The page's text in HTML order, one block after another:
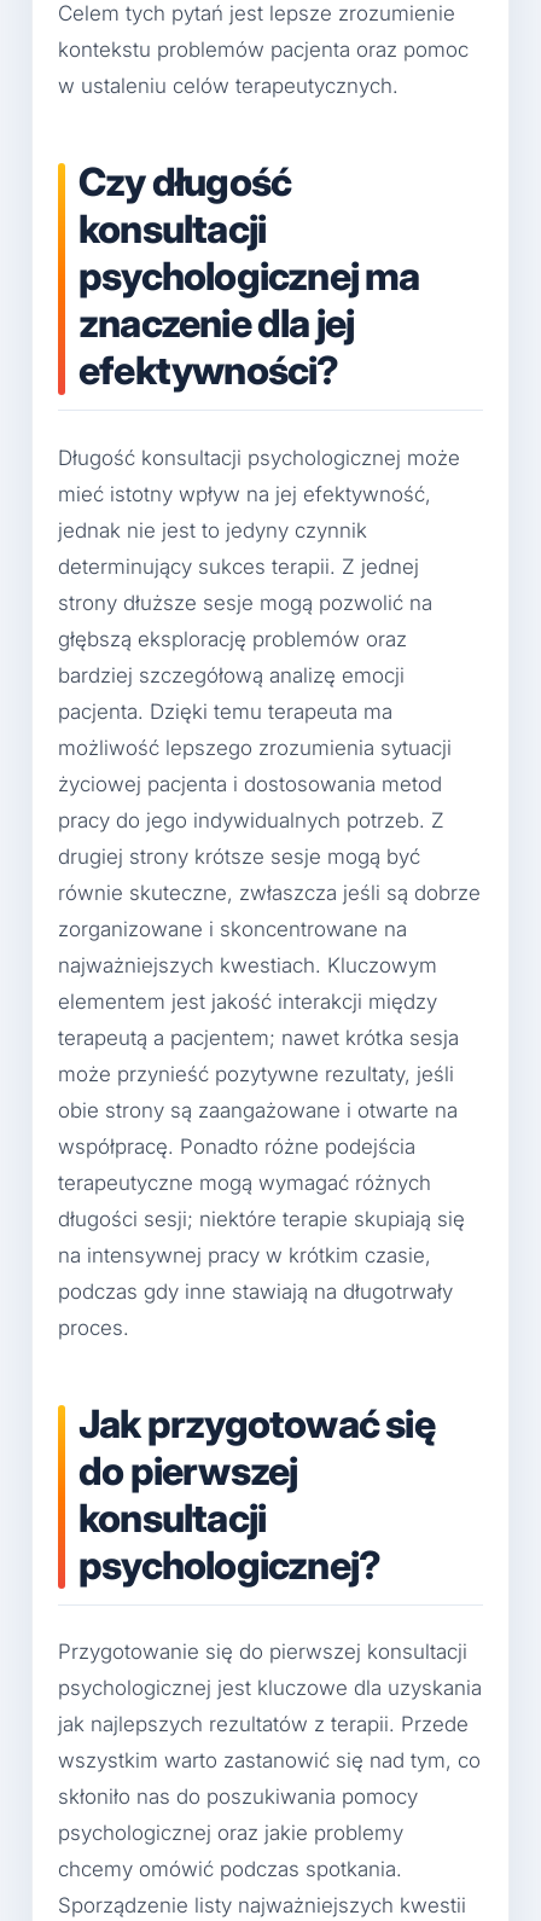
Celem tych pytań jest lepsze zrozumienie
kontekstu problemów pacjenta oraz pomoc
w ustaleniu celów terapeutycznych.
Czy długość
konsultacji
psychologicznej ma
znaczenie dla jej
efektywności?
Długość konsultacji psychologicznej może
mieć istotny wpływ na jej efektywność,
jednak nie jest to jedyny czynnik
determinujący sukces terapii. Z jednej
strony dłuższe sesje mogą pozwolić na
głębszą eksplorację problemów oraz
bardziej szczegółową analizę emocji
pacjenta. Dzięki temu terapeuta ma
możliwość lepszego zrozumienia sytuacji
życiowej pacjenta i dostosowania metod
pracy do jego indywidualnych potrzeb. Z
drugiej strony krótsze sesje mogą być
równie skuteczne, zwłaszcza jeśli są dobrze
zorganizowane i skoncentrowane na
najważniejszych kwestiach. Kluczowym
elementem jest jakość interakcji między
terapeutą a pacjentem; nawet krótka sesja
może przynieść pozytywne rezultaty, jeśli
obie strony są zaangażowane i otwarte na
współpracę. Ponadto różne podejścia
terapeutyczne mogą wymagać różnych
długości sesji; niektóre terapie skupiają się
na intensywnej pracy w krótkim czasie,
podczas gdy inne stawiają na długotrwały
proces.
Jak przygotować się
do pierwszej
konsultacji
psychologicznej?
Przygotowanie się do pierwszej konsultacji
psychologicznej jest kluczowe dla uzyskania
jak najlepszych rezultatów z terapii. Przede
wszystkim warto zastanowić się nad tym, co
skłoniło nas do poszukiwania pomocy
psychologicznej oraz jakie problemy
chcemy omówić podczas spotkania.
Sporządzenie listy najważniejszych kwestii